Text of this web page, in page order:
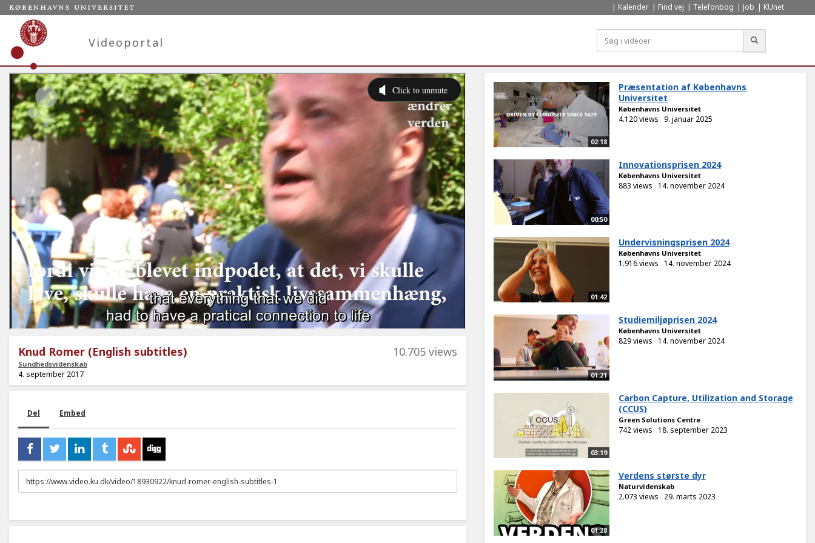
Kalender Find vej Telefonbog Job KUnet
Videoportal
Knud Romer (English subtitles)
Sundhedsvidenskab
10.705 views
4. september 2017
Del Embed
URL
to
02:18
Præsentation af Københavns
Universitet
Københavns Universitet
4.120 views 9. januar 2025
00:50
Innovationsprisen 2024
Københavns Universitet
883 views 14. november 2024
01:42
Undervisningsprisen 2024
Københavns Universitet
1.916 views 14. november 2024
01:21
Studiemiljøprisen 2024
Københavns Universitet
829 views 14. november 2024
03:19
Carbon Capture, Utilization and Storage
(CCUS)
Green Solutions Centre
742 views 18. september 2023
01:28
Verdens største dyr
Naturvidenskab
2.073 views 29. marts 2023